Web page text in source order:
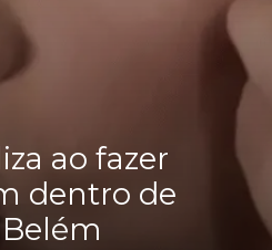
ao fazer
dentro de